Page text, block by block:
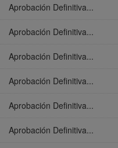
Aprobación Definitiva...
Aprobación Definitiva...
Aprobación Definitiva...
Aprobación Definitiva...
Aprobación Definitiva...
Aprobación Definitiva...